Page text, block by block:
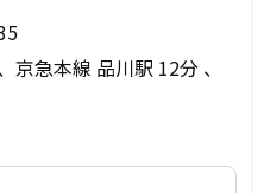
京急本線 品川駅 12分